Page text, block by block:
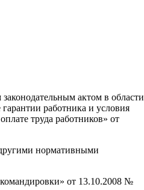
актом в области
работника и условия
труда работников» от
нормативными
от 13.10.2008 №